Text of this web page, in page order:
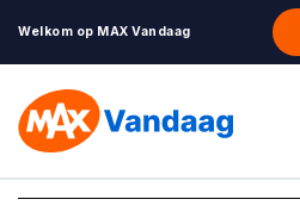
Welkom op MAX Vandaag